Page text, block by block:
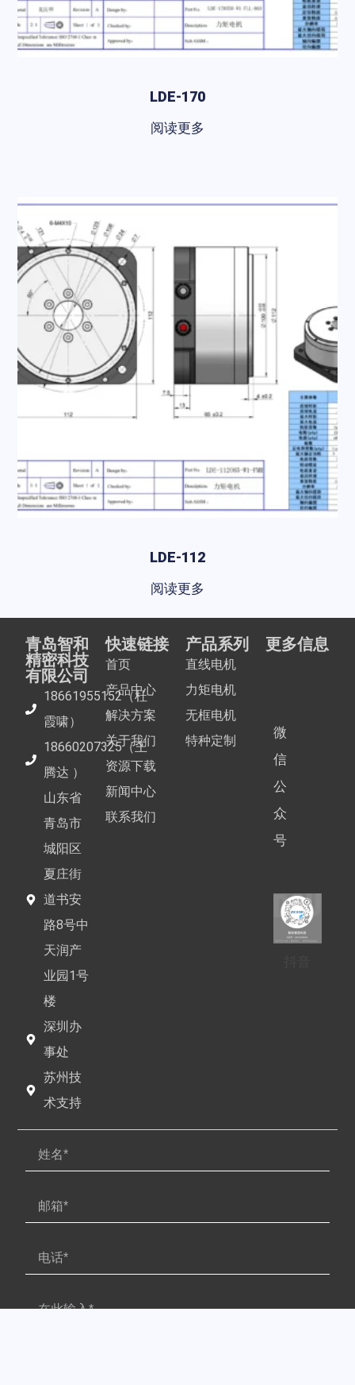
LDE-170
阅读更多
LDE-112
阅读更多
青岛智和
精密科技
有限公司
18661955152（杜
霞啸）
18660207325（王
腾达 ）
山东省
青岛市
城阳区
夏庄街
道书安
路8号中
天润产
业园1号
楼
深圳办
事处
苏州技
术支持
快速链接
首页
产品中心
解决方案
关于我们
资源下载
新闻中心
联系我们
产品系列
直线电机
力矩电机
无框电机
特种定制
更多信息
微
信
公
众
号